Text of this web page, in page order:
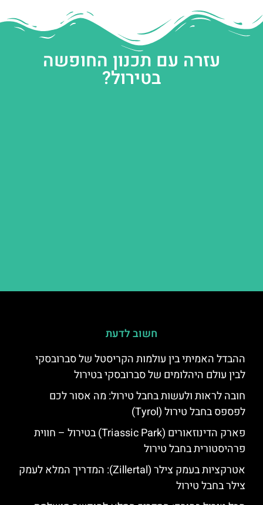
עזרה עם תכנון החופשה
בטירול?
חשוב לדעת
ההבדל האמיתי בין עולמות הקריסטל של סברובסקי
לבין עולם היהלומים של סברובסקי בטירול
חובה לראות ולעשות בחבל טירול: מה אסור לכם
לפספס בחבל טירול (Tyrol)
פארק הדינוזאורים (Triassic Park) בטירול – חווית
פרהיסטורית בחבל טירול
אטרקציות בעמק צילר (Zillertal): המדריך המלא לעמק
צילר בחבל טירול